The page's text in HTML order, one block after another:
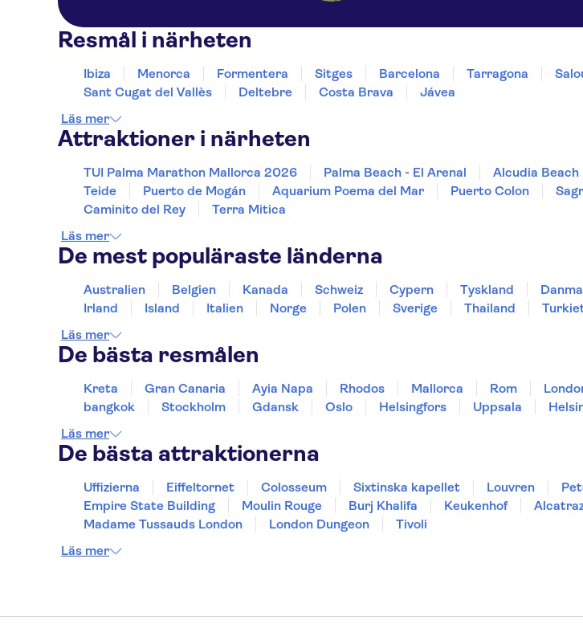
Resmål i närheten
Ibiza Menorca Formentera Sitges Barcelona Tarragona
Sant Cugat del Vallès
Deltebre Costa Brava
Jávea
Läs mer
Attraktioner i närheten
TUI Palma Marathon Mallorca 2026 Palma Beach - El Arenal Alcudia Beach
Teide
Puerto de Mogán Aquarium Poema del Mar Puerto Colon
Caminito del Rey
Terra Mitica
Läs mer
De mest populäraste länderna
Australien Belgien Kanada Schweiz Cypern Tyskland
Irland
Island Italien Norge Polen Sverige Thailand
Läs mer
De bästa resmålen
Kreta Gran Canaria Ayia Napa Rhodos Mallorca Rom
bangkok
Stockholm Gdansk Oslo Helsingfors Uppsala
Läs mer
De bästa attraktionerna
Uffizierna Eiffeltornet Colosseum Sixtinska kapellet Louvren
Empire State Building
Moulin Rouge Burj Khalifa Keukenhof
Madame Tussauds London
London Dungeon
Tivoli
Läs mer